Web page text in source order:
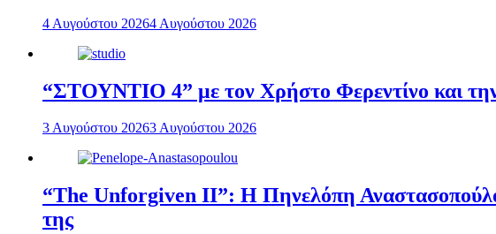
4 Αυγούστου 20264 Αυγούστου 2026
“ΣΤΟΥΝΤΙΟ 4” με τον Χρήστο Φερεντίνο και
3 Αυγούστου 20263 Αυγούστου 2026
“The Unforgiven II”: Η Πηνελόπη
της